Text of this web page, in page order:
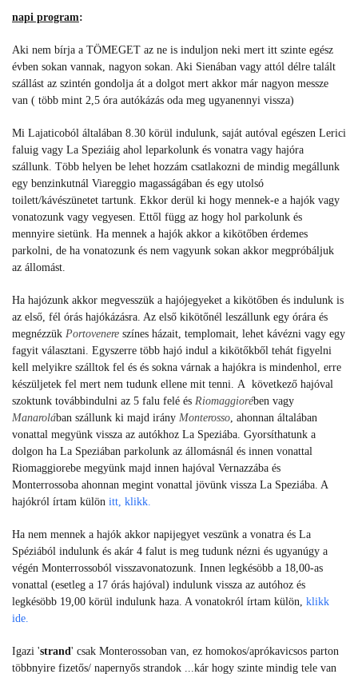
napi program:
Aki nem bírja a TÖMEGET az ne is induljon neki mert itt szinte egész
évben sokan vannak, nagyon sokan. Aki Sienában vagy attól délre talált
szállást az szintén gondolja át a dolgot mert akkor már nagyon messze
van ( több mint 2,5 óra autókázás oda meg ugyanennyi vissza)
Mi Lajaticoból általában 8.30 körül indulunk, saját autóval egészen Lerici
faluig vagy La Speziáig ahol leparkolunk és vonatra vagy hajóra
szállunk. Több helyen be lehet hozzám csatlakozni de mindig megállunk
egy benzinkutnál Viareggio magasságában és egy utolsó
toilett/kávészünetet tartunk. Ekkor derül ki hogy mennek-e a hajók vagy
vonatozunk vagy vegyesen. Ettől függ az hogy hol parkolunk és
mennyire sietünk. Ha mennek a hajók akkor a kikötőben érdemes
parkolni, de ha vonatozunk és nem vagyunk sokan akkor megpróbáljuk
az állomást.
Ha hajózunk akkor megvesszük a hajójegyeket a kikötőben és indulunk is
az első, fél órás hajókázásra. Az első kikötőnél leszállunk egy órára és
megnézzük Portovenere színes házait, templomait, lehet kávézni vagy egy
fagyit választani. Egyszerre több hajó indul a kikötőkből tehát figyelni
kell melyikre szálltok fel és és sokna várnak a hajókra is mindenhol, erre
készüljetek fel mert nem tudunk ellene mit tenni. A következő hajóval
szoktunk továbbindulni az 5 falu felé és Riomaggiorében vagy
Manarolában szállunk ki majd irány Monterosso, ahonnan általában
vonattal megyünk vissza az autókhoz La Speziába. Gyorsíthatunk a
dolgon ha La Speziában parkolunk az állomásnál és innen vonattal
Riomaggiorebe megyünk majd innen hajóval Vernazzába és
Monterrossoba ahonnan megint vonattal jövünk vissza La Speziába. A
hajókról írtam külön itt, klikk.
Ha nem mennek a hajók akkor napijegyet veszünk a vonatra és La
Spéziából indulunk és akár 4 falut is meg tudunk nézni és ugyanúgy a
végén Monterrossoból visszavonatozunk. Innen legkésöbb a 18,00-as
vonattal (esetleg a 17 órás hajóval) indulunk vissza az autóhoz és
legkésöbb 19,00 körül indulunk haza. A vonatokról írtam külön, klikk
ide.
Igazi 'strand' csak Monterossoban van, ez homokos/aprókavicsos parton
többnyire fizetős/ napernyős strandok ...kár hogy szinte mindig tele van